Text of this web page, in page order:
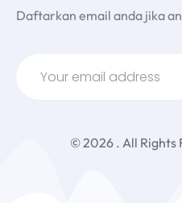
Daftarkan email anda jika
© 2026 . All Rights